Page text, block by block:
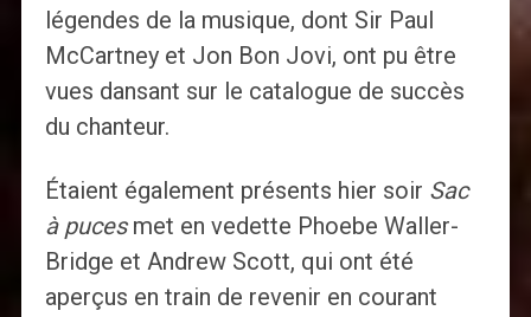
légendes de la musique, dont Sir Paul
McCartney et Jon Bon Jovi, ont pu être
vues dansant sur le catalogue de succès
du chanteur.
Étaient également présents hier soir Sac
à pucesmet en vedette Phoebe Waller-
Bridge et Andrew Scott, qui ont été
aperçus en train de revenir en courant